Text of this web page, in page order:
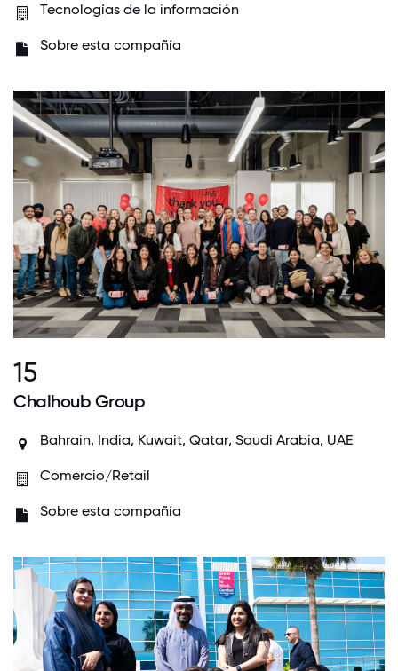
Tecnologías de la información
Sobre esta compañía
15
Chalhoub Group
Bahrain, India, Kuwait, Qatar, Saudi Arabia, UAE
Comercio/Retail
Sobre esta compañía